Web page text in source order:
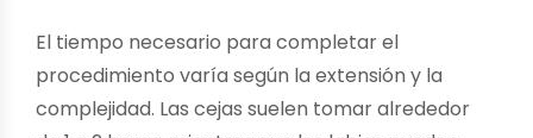
El tiempo necesario para completar el
procedimiento varía según la extensión y la
complejidad. Las cejas suelen tomar alrededor